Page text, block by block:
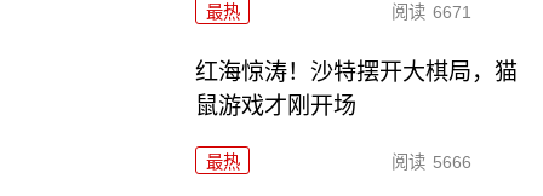
最热 阅读 6671
红海惊涛！沙特摆开大棋局，猫
鼠游戏才刚开场
最热 阅读 5666